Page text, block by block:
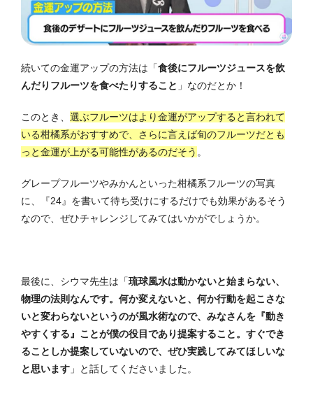
続いての金運アップの方法は「食後にフルーツジュースを飲
んだりフルーツを食べたりすること 」なのだとか！
このとき、 選ぶフルーツはより金運がアップすると言われて
いる柑橘系がおすすめで、さらに言えば旬のフルーツだとも
っと金運が上がる可能性があるのだそう 。
グレープフルーツやみかんといった柑橘系フルーツの写真
に、『24』を書いて待ち受けにするだけでも効果があるそう
なので、ぜひチャレンジしてみてはいかがでしょうか。
最後に、シウマ先生は「琉球風水は動かないと始まらない、
物理の法則なんです。何か変えないと、何か行動を起こさな
いと変わらないというのが風水術なので、みなさんを『動き
やすくする』ことが僕の役目であり提案すること。すぐでき
ることしか提案していないので、ぜひ実践してみてほしいな
と思います 」と話してくださいました。